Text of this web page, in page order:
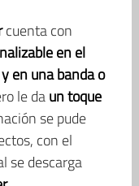
cuenta con
en el
en una banda o
le daun toque
se pude
con el
se descarga